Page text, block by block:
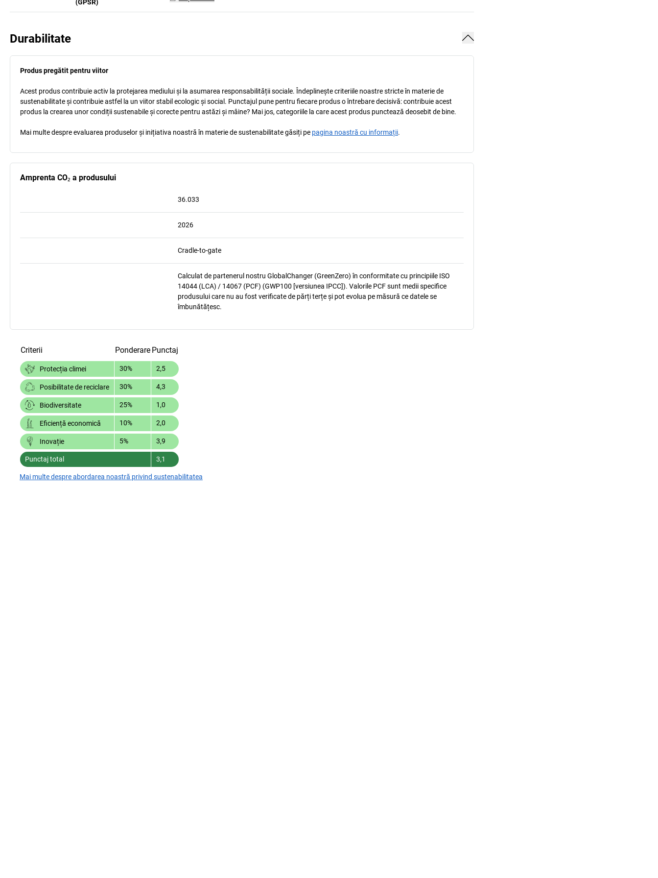
(GPSR)
Durabilitate
Produs pregătit pentru viitor
Acest produs contribuie activ la protejarea mediului și la asumarea responsabilității sociale. Îndeplinește criteriile noastre stricte în materie de
sustenabilitate și contribuie astfel la un viitor stabil ecologic și social. Punctajul pune pentru fiecare produs o întrebare decisivă: contribuie acest
produs la crearea unor condiții sustenabile și corecte pentru astăzi și mâine? Mai jos, categoriile la care acest produs punctează deosebit de bine.
Mai multe despre evaluarea produselor și inițiativa noastră în materie de sustenabilitate găsiți pe pagina noastră cu informații.
Amprenta CO₂ a produsului
36.033
2026
Cradle-to-gate
Calculat de partenerul nostru GlobalChanger (GreenZero) în conformitate cu principiile ISO
14044 (LCA) / 14067 (PCF) (GWP100 [versiunea IPCC]). Valorile PCF sunt medii specifice
produsului care nu au fost verificate de părți terțe și pot evolua pe măsură ce datele se
îmbunătățesc.
Criterii Ponderare Punctaj
Protecția climei 30% 2,5
Posibilitate de reciclare 30% 4,3
Biodiversitate 25% 1,0
Eficiență economică 10% 2,0
Inovație 5% 3,9
Punctaj total 3,1
Mai multe despre abordarea noastră privind sustenabilitatea